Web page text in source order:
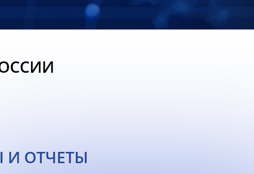
И ОТЧЕТЫ